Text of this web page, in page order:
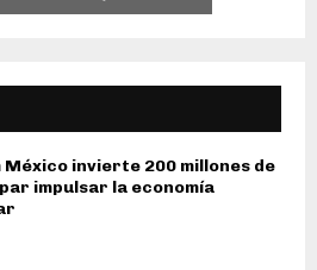
México invierte 200 millones de
impulsar la economía